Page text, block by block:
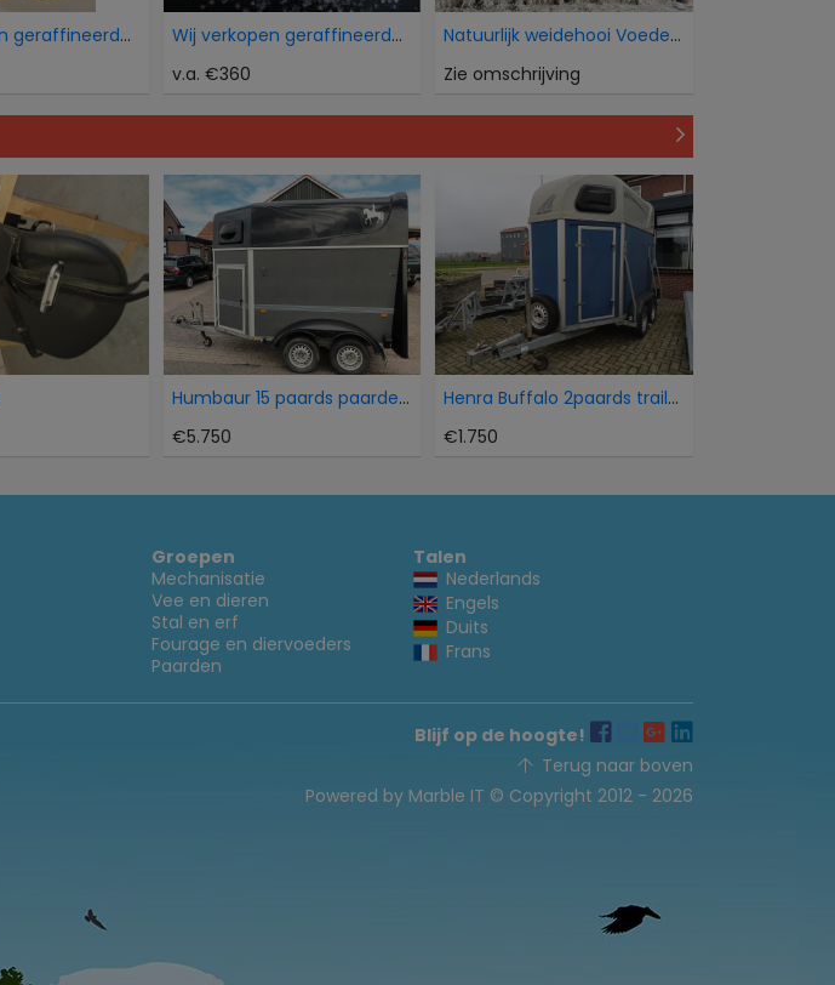
Wij verkopen geraffineerde zonnebloemolie
Wij verkopen geraffineerde witte bietsuiker Icumsa
v.a. €360
Natuurlijk weidehooi Voederkwaliteit
Zie omschrijving
Humbaur 15 paards paardentrailer
€5.750
Henra Buffalo 2paards trailer
€1.750
Groepen
Mechanisatie
Vee en dieren
Stal en erf
Fourage en diervoeders
Paarden
Talen
Nederlands
Engels
Duits
Frans
Blijf op de hoogte!
Terug naar boven
Powered by Marble IT © Copyright 2012 - 2026